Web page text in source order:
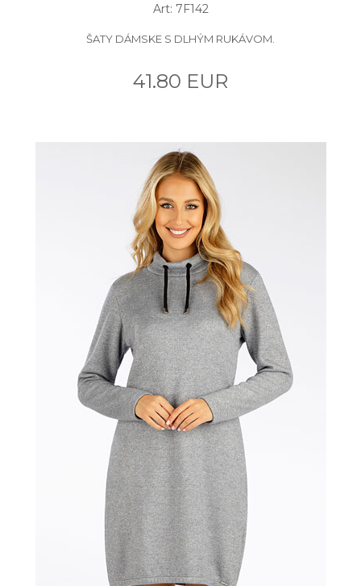
Art: 7F142
ŠATY DÁMSKE S DLHÝM RUKÁVOM.
41.80 EUR